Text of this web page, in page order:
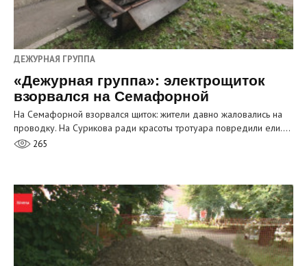
ДЕЖУРНАЯ ГРУППА
«Дежурная группа»: электрощиток
взорвался на Семафорной
На Семафорной взорвался щиток: жители давно жаловались на
проводку. На Сурикова ради красоты тротуара повредили ели.…
265